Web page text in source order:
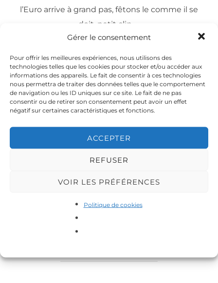
Gérer le consentement
Pour offrir les meilleures expériences, nous utilisons des
technologies telles que les cookies pour stocker et/ou accéder aux
informations des appareils. Le fait de consentir à ces technologies
nous permettra de traiter des données telles que le comportement
de navigation ou les ID uniques sur ce site. Le fait de ne pas
consentir ou de retirer son consentement peut avoir un effet
négatif sur certaines caractéristiques et fonctions.
ACCEPTER
REFUSER
VOIR LES PRÉFÉRENCES
Politique de cookies
l’Euro arrive à grand pas, fêtons le comme il se
doit, petit clip ….
Bonne écoute ….
Cliquez pour accepter les cookies
marketing et activer ce contenu